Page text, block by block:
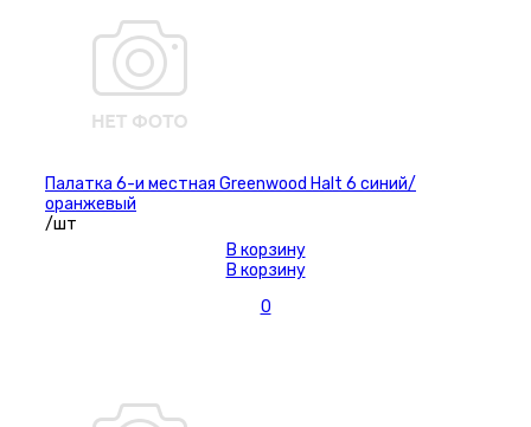
Палатка 6-и местная Greenwood Halt 6 синий/
оранжевый
/шт
В корзину
В корзину
0